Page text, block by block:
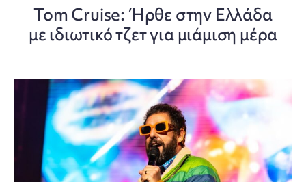
Tom Cruise: Ήρθε στην Ελλάδα
με ιδιωτικό τζετ για μιάμιση μέρα